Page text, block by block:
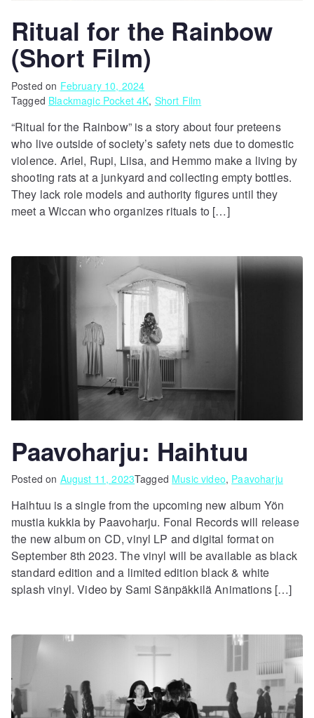
Ritual for the Rainbow
(Short Film)
Posted on February 10, 2024
Tagged Blackmagic Pocket 4K, Short Film
“Ritual for the Rainbow” is a story about four preteens
who live outside of society’s safety nets due to domestic
violence. Ariel, Rupi, Liisa, and Hemmo make a living by
shooting rats at a junkyard and collecting empty bottles.
They lack role models and authority figures until they
meet a Wiccan who organizes rituals to […]
Paavoharju: Haihtuu
Posted on August 11, 2023Tagged Music video, Paavoharju
Haihtuu is a single from the upcoming new album Yön
mustia kukkia by Paavoharju. Fonal Records will release
the new album on CD, vinyl LP and digital format on
September 8th 2023. The vinyl will be available as black
standard edition and a limited edition black & white
splash vinyl. Video by Sami Sänpäkkilä Animations […]